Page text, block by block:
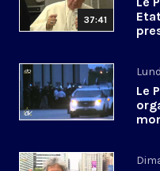
37:41
Le